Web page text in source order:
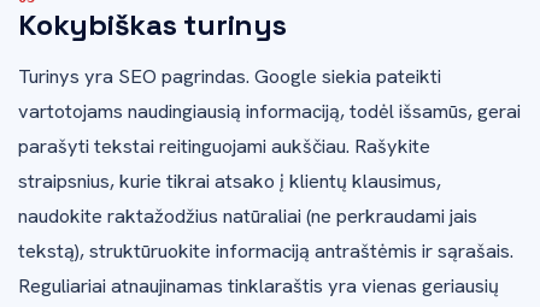
Kokybiškas turinys
Turinys yra SEO pagrindas. Google siekia pateikti
vartotojams naudingiausią informaciją, todėl išsamūs, gerai
parašyti tekstai reitinguojami aukščiau. Rašykite
straipsnius, kurie tikrai atsako į klientų klausimus,
naudokite raktažodžius natūraliai (ne perkraudami jais
tekstą), struktūruokite informaciją antraštėmis ir sąrašais.
Reguliariai atnaujinamas tinklaraštis yra vienas geriausių